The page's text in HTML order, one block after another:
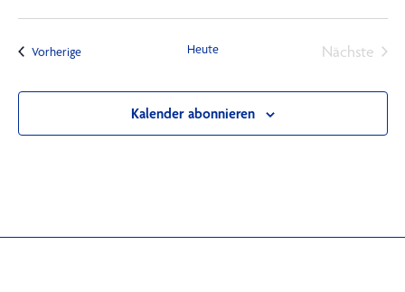
VorherigeVeranstaltungen Heute
Nächste
Kalender abonnieren